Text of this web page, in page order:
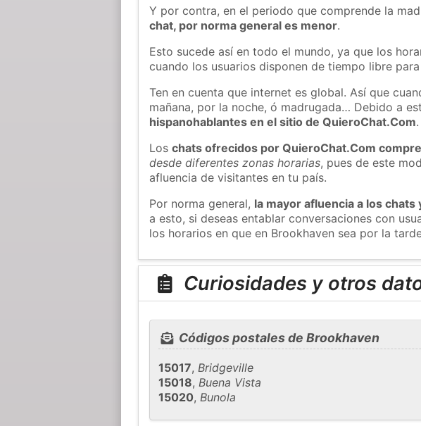
Y por contra, en el periodo que comprende la
chat, por norma general es menor.
Esto sucede así en todo el mundo, ya que los
cuando los usuarios disponen de tiempo libre
Ten en cuenta que internet es global. Así que
mañana, por la noche, ó madrugada… Debido a
hispanohablantes en el sitio de QuieroChat.Com.
Loschats ofrecidos por QuieroChat.Com
desde diferentes zonas horarias, pues de este
afluencia de visitantes en tu país.
Por norma general, la mayor afluencia a los
a esto, si deseas entablar conversaciones con
los horarios en que en Brookhaven sea por la
Curiosidades y otros
Códigos postales de Brookhaven
15017,Bridgeville
15018,Buena Vista
15020,Bunola